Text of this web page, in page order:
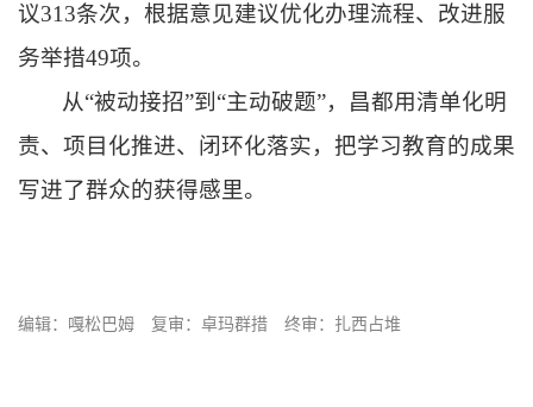
议313条次，根据意见建议优化办理流程、改进服
务举措49项。
从“被动接招”到“主动破题”，昌都用清单化明
责、项目化推进、闭环化落实，把学习教育的成果
写进了群众的获得感里。
编辑：嘎松巴姆 复审：卓玛群措 终审：扎西占堆